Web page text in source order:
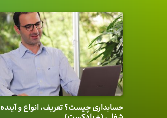
حسابداری چیست؟ تعریف، انواع و آینده